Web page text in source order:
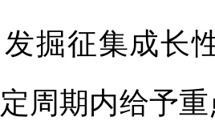
掘征集成长
周期内给予